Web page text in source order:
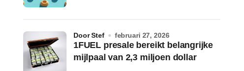
1FUEL presale bereikt belangrijke
mijlpaal van 2,3 miljoen dollar
door Stef februari 27, 2026